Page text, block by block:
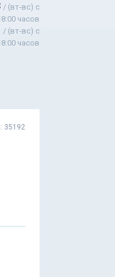
/ (вт-вс) c
часов
/ (вт-вс) с
часов
35192